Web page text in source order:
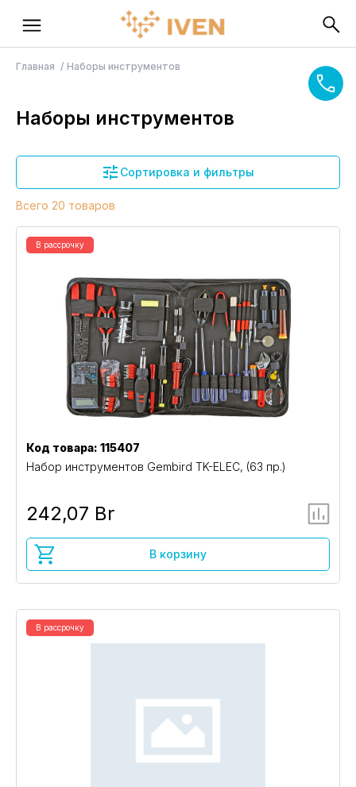
Главная Наборы инструментов
Наборы инструментов
Сортировка и фильтры
Всего 20 товаров
В рассрочку
Код товара: 115407
Набор инструментов Gembird TK-ELEC, (63 пр.)
242,07 Br
В корзину
В рассрочку